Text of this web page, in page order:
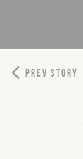
PREV STORY